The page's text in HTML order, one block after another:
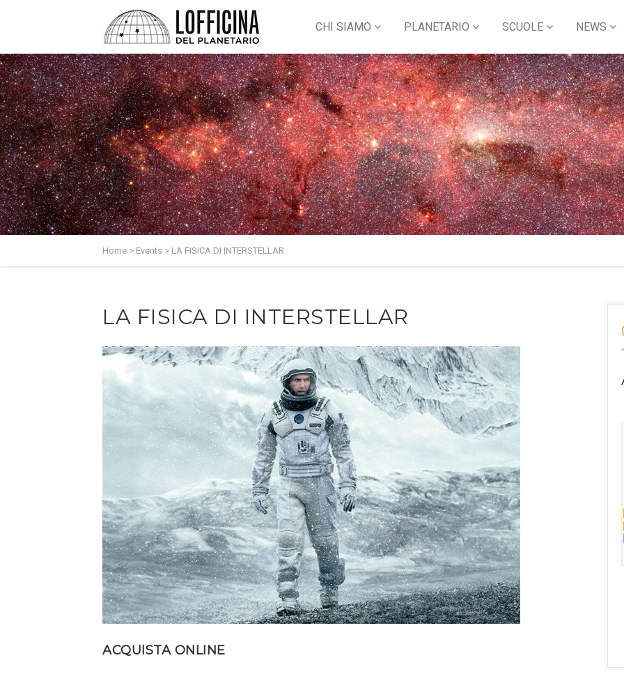
CHI SIAMO PLANETARIO SCUOLE NEWS
Home > Events > LA FISICA DI INTERSTELLAR
LA FISICA DI INTERSTELLAR
ACQUISTA ONLINE